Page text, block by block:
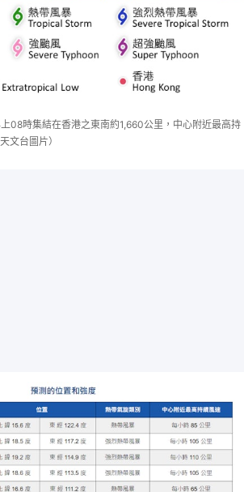
08時集結在香港之東南約1,660公里，中心附近最高持
文台圖片）